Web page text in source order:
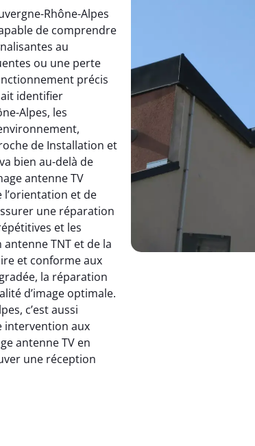
Rhône-Alpes
de comprendre
au
ou une perte
précis
identifier
Alpes, les
de Installation et
bien au-delà de
antenne TV
l’orientation et de
une réparation
et les
TNT et de la
et conforme aux
la réparation
d’image optimale.
c’est aussi
intervention aux
antenne TV en
une réception